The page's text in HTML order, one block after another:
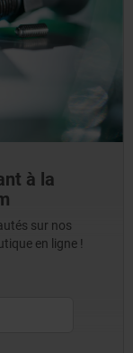
à la
sur nos
en ligne !